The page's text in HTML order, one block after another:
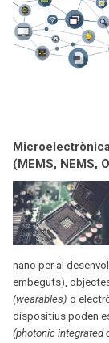
(MEMS, NEMS,
nano per al
embeguts),
(wearables) o
dispositius poden
(photonic integrated